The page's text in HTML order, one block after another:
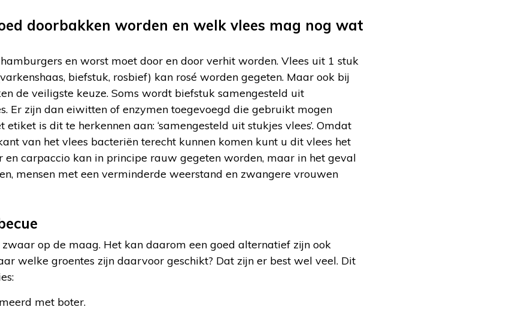
doorbakken worden en welk vlees mag nog wat
en worst moet door en door verhit worden. Vlees uit 1 stuk
biefstuk, rosbief) kan rosé worden gegeten. Maar ook bij
de veiligste keuze. Soms wordt biefstuk samengesteld uit
Er zijn dan eiwitten of enzymen toegevoegd die gebruikt mogen
etiket is dit te herkennen aan: ‘samengesteld uit stukjes vlees’. Omdat
van het vlees bacteriën terecht kunnen komen kunt u dit vlees het
en carpaccio kan in principe rauw gegeten worden, maar in het geval
mensen met een verminderde weerstand en zwangere vrouwen
op de maag. Het kan daarom een goed alternatief zijn ook
welke groentes zijn daarvoor geschikt? Dat zijn er best wel veel. Dit
met boter.